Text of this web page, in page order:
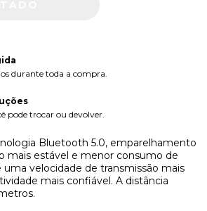
durante toda a compra.
pode trocar ou devolver.
Bluetooth 5.0, emparelhamento
mais estável e menor consumo de
uma velocidade de transmissão mais
mais confiável. A distância